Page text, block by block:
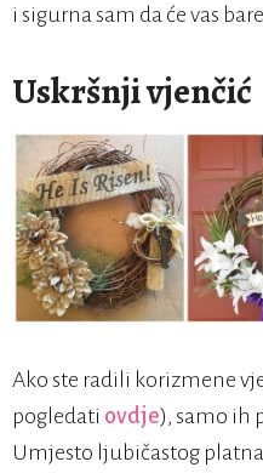
i sigurna sam da će vas
Uskršnji vjenčić
Ako ste radili korizmene
pogledati ovdje), samo ih
Umjesto ljubičastog